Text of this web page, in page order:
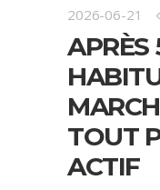
2026-06-21
APRÈS
TOUT
ACTIF